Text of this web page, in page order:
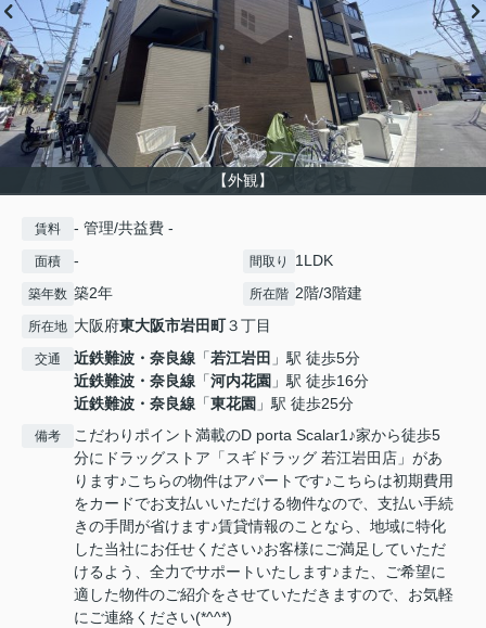
【外観】
賃料 - 管理/共益費 -
面積 - 間取り 1LDK
築年数 築2年 所在階 2階/3階建
所在地 大阪府東大阪市岩田町３丁目
交通 近鉄難波・奈良線 「若江岩田 」駅 徒歩5分
近鉄難波・奈良線 「河内花園 」駅 徒歩16分
近鉄難波・奈良線 「東花園 」駅 徒歩25分
備考
こだわりポイント満載のD porta Scalar1♪家から徒歩5
分にドラッグストア「スギドラッグ 若江岩田店」があ
ります♪こちらの物件はアパートです♪こちらは初期費用
をカードでお支払いいただける物件なので、支払い手続
きの手間が省けます♪賃貸情報のことなら、地域に特化
した当社にお任せください♪お客様にご満足していただ
けるよう、全力でサポートいたします♪また、ご希望に
適した物件のご紹介をさせていただきますので、お気軽
にご連絡ください(*^^*)